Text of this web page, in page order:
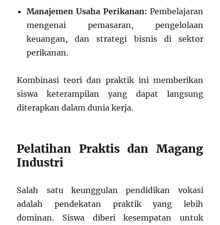
Manajemen Usaha Perikanan: Pembelajaran
mengenai pemasaran, pengelolaan
keuangan, dan strategi bisnis di sektor
perikanan.
Kombinasi teori dan praktik ini memberikan
siswa keterampilan yang dapat langsung
diterapkan dalam dunia kerja.
Pelatihan Praktis dan Magang
Industri
Salah satu keunggulan pendidikan vokasi
adalah pendekatan praktik yang lebih
dominan. Siswa diberi kesempatan untuk